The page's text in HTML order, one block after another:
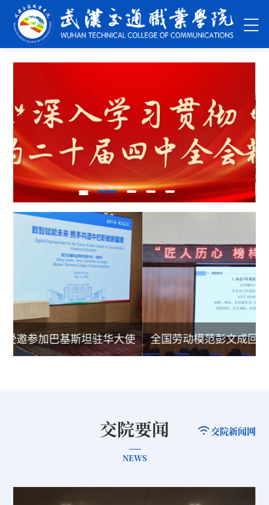
受邀参加巴基斯坦驻华大使 全国劳动模范彭文成回
交院要闻 交院新闻网
NEWS